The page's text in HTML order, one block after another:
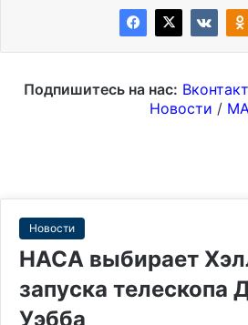
Подпишитесь на нас:
Новости /